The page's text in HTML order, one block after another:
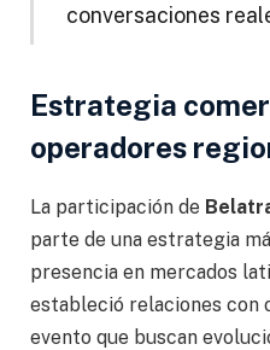
conversaciones
Estrategia
operadores
La participación de
parte de una estrategia
presencia en mercados
estableció relaciones con
evento que buscan